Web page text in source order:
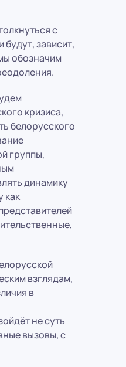
с
зависит,
обозначим
кризиса,
белорусского
группы,
динамику
как
взглядам,
в
не суть
вызовы, с